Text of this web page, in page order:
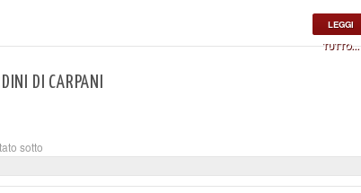
LEGGI
TUTTO...
DI CARPANI
sotto